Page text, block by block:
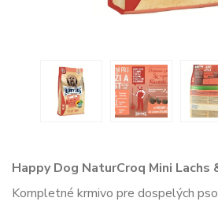
Happy Dog NaturCroq Mini Lachs
Kompletné krmivo pre dospelých